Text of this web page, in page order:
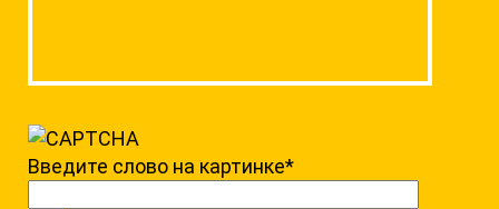
Введите слово на картинке*